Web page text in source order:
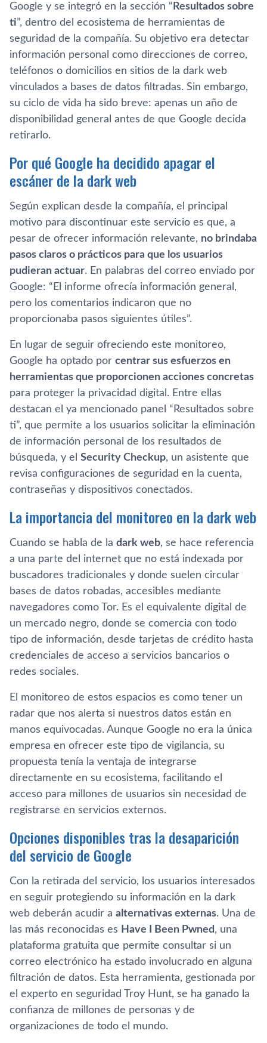
Google y se integró en la sección “ Resultados sobre
ti”, dentro del ecosistema de herramientas de
seguridad de la compañía. Su objetivo era detectar
información personal como direcciones de correo,
teléfonos o domicilios en sitios de la dark web
vinculados a bases de datos filtradas. Sin embargo,
su ciclo de vida ha sido breve: apenas un año de
disponibilidad general antes de que Google decida
retirarlo.
Por qué Google ha decidido apagar el
escáner de la dark web
Según explican desde la compañía, el principal
motivo para discontinuar este servicio es que, a
pesar de ofrecer información relevante, no brindaba
pasos claros o prácticos para que los usuarios
pudieran actuar. En palabras del correo enviado por
Google: “El informe ofrecía información general,
pero los comentarios indicaron que no
proporcionaba pasos siguientes útiles”.
En lugar de seguir ofreciendo este monitoreo,
Google ha optado por centrar sus esfuerzos en
herramientas que proporcionen acciones concretas
para proteger la privacidad digital. Entre ellas
destacan el ya mencionado panel “Resultados sobre
ti”, que permite a los usuarios solicitar la eliminación
de información personal de los resultados de
búsqueda, y el Security Checkup, un asistente que
revisa configuraciones de seguridad en la cuenta,
contraseñas y dispositivos conectados.
La importancia del monitoreo en la dark web
Cuando se habla de la dark web, se hace referencia
a una parte del internet que no está indexada por
buscadores tradicionales y donde suelen circular
bases de datos robadas, accesibles mediante
navegadores como Tor. Es el equivalente digital de
un mercado negro, donde se comercia con todo
tipo de información, desde tarjetas de crédito hasta
credenciales de acceso a servicios bancarios o
redes sociales.
El monitoreo de estos espacios es como tener un
radar que nos alerta si nuestros datos están en
manos equivocadas. Aunque Google no era la única
empresa en ofrecer este tipo de vigilancia, su
propuesta tenía la ventaja de integrarse
directamente en su ecosistema, facilitando el
acceso para millones de usuarios sin necesidad de
registrarse en servicios externos.
Opciones disponibles tras la desaparición
del servicio de Google
Con la retirada del servicio, los usuarios interesados
en seguir protegiendo su información en la dark
web deberán acudir a alternativas externas. Una de
las más reconocidas es Have I Been Pwned, una
plataforma gratuita que permite consultar si un
correo electrónico ha estado involucrado en alguna
filtración de datos. Esta herramienta, gestionada por
el experto en seguridad Troy Hunt, se ha ganado la
confianza de millones de personas y de
organizaciones de todo el mundo.